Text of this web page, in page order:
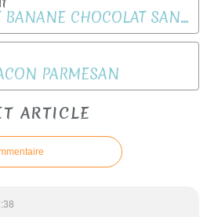
GÂTEAU FONDANT BANANE CHOCOLAT SANS BEURRE
PARMESAN
ARTICLE